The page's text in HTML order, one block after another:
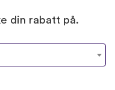
din rabatt på.